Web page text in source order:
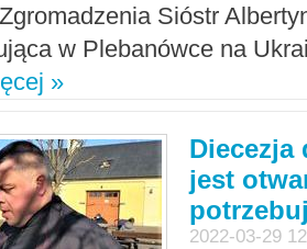
Sióstr
w Plebanówce na
»
Diecezja
jest
2022-03-29